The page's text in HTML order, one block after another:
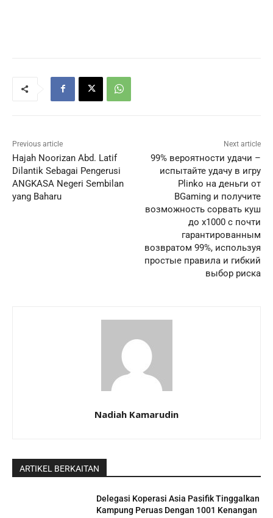
Previous article
Hajah Noorizan Abd. Latif
Dilantik Sebagai Pengerusi
ANGKASA Negeri Sembilan
yang Baharu
Next article
99% вероятности удачи –
испытайте удачу в игру
Plinko на деньги от
BGaming и получите
возможность сорвать куш
до x1000 с почти
гарантированным
возвратом 99%, используя
простые правила и гибкий
выбор риска
Nadiah Kamarudin
ARTIKEL BERKAITAN
Delegasi Koperasi Asia Pasifik Tinggalkan
Kampung Peruas Dengan 1001 Kenangan